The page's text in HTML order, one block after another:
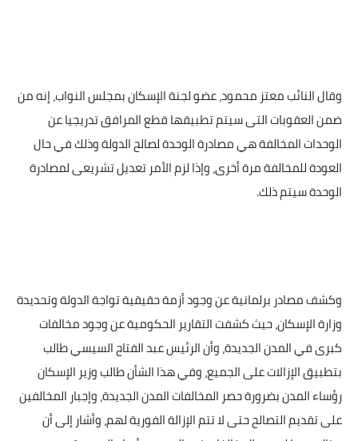
وقال النائب معتز محمود، عضو لجنة الإسكان بمجلس النواب، إنه من
ضمن العقوبات التى سيتم تطبيقها قطع المرافق تدريجيا عن
الوحدات المخالفة هي مصادرة الوحدة لصالح الدولة وذلك في حال
العودة للمخالفة مرة أخرى، وإذا لزم الأمر تعديل تشريعى لمصادرة
الوحدة سيتم ذلك.
وكشف مصادر برلمانية عن وجود أزمة حقيقية تواجة الدولة وتحديدة
وزارة الإسكان، حيث كشفت التقارير الحكومية عن وجود مخالفات
كبرى في المدن الجديدة، وأن الرئيس عبد الفتاح السيسي طالب
بتطبيق الإزالات على الجميع، وفي هذا الشأن طالب وزير الإسكان
رؤساء المدن بضرورة حصر المخالفات المدن الجديدة، وإجبار المخالفين
على تقديم التصالح حتى لا تتم الإزالة الفورية لهم، وأشار إلى أن